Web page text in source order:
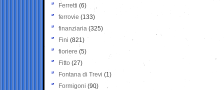
Ferretti (6)
ferrovie (133)
finanziaria (325)
Fini (821)
fioriere (5)
Fitto (27)
Fontana di Trevi (1)
Formigoni (90)